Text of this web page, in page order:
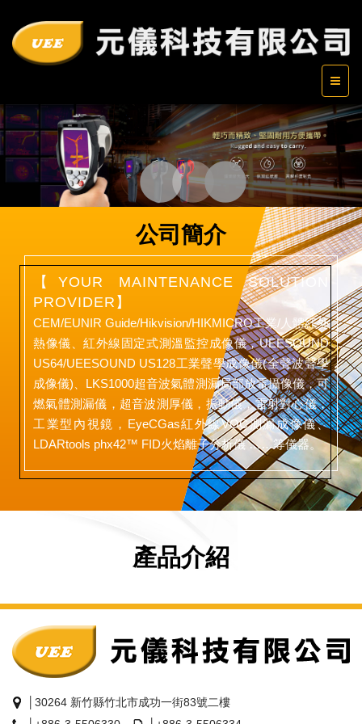
1 2 3
公司簡介
【YOUR MAINTENANCE SOLUTION
PROVIDER】
CEM/EUNIR Guide/Hikvision/HIKMICRO工業/人體紅外
熱像儀、紅外線固定式測溫監控成像儀，UEESOUND
US64/UEESOUND US128工業聲學成像儀(全聲波聲學
成像儀)、LKS1000超音波氣體測漏局部放電攝像儀，可
燃氣體測漏儀，超音波測厚儀，振動儀，雷射對心儀，
工業型內視鏡，EyeCGas紅外線VOC測漏成像儀、
LDARtools phx42™ FID火焰離子分析儀 ……等儀器。
產品介紹
│30264 新竹縣竹北市成功一街83號二樓